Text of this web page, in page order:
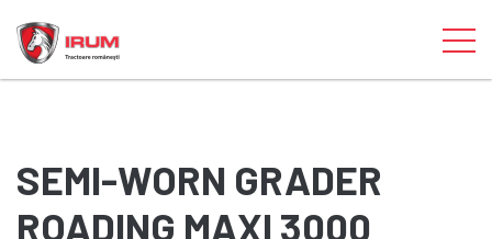
SEMI-WORN GRADER
ROADING MAXI 3000